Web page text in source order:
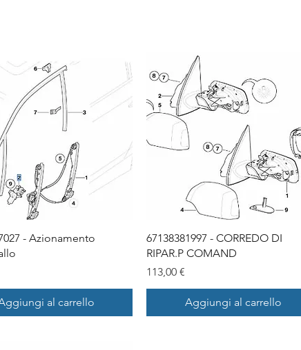
- Azionamento
al carrello
67138381997 - CORREDO DI
RIPAR.P COMAND
Prezzo
113,00 €
Aggiungi al carrello